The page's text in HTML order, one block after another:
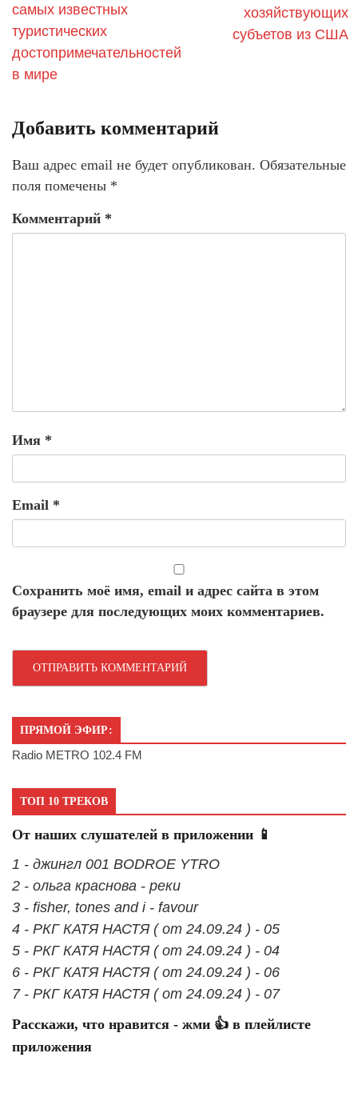
самых известных
туристических
достопримечательностей
в мире
хозяйствующих
субъетов из США
Добавить комментарий
Ваш адрес email не будет опубликован. Обязательные
поля помечены *
Комментарий *
Имя *
Email *
Сохранить моё имя, email и адрес сайта в этом
браузере для последующих моих комментариев.
ПРЯМОЙ ЭФИР:
Radio METRO 102.4 FM
ТОП 10 ТРЕКОВ
От наших слушателей в приложении 📱
1 - джингл 001 BODROE YTRO
2 - ольга краснова - реки
3 - fisher, tones and i - favour
4 - РКГ КАТЯ НАСТЯ ( от 24.09.24 ) - 05
5 - РКГ КАТЯ НАСТЯ ( от 24.09.24 ) - 04
6 - РКГ КАТЯ НАСТЯ ( от 24.09.24 ) - 06
7 - РКГ КАТЯ НАСТЯ ( от 24.09.24 ) - 07
Расскажи, что нравится - жми 👍 в плейлисте
приложения